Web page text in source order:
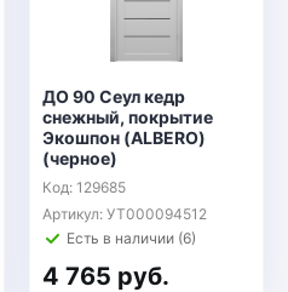
ДО 90 Сеул кедр
снежный, покрытие
Экошпон (ALBERO)
(черное)
Код: 129685
Артикул: УТ000094512
Есть в наличии (6)
4 765 руб.